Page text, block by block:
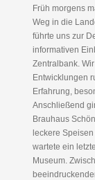
Früh morgens
Weg in die
führte uns zur
informativen
Zentralbank.
Entwicklungen
Erfahrung,
Anschließend
Brauhaus
leckere
wartete ein
Museum.